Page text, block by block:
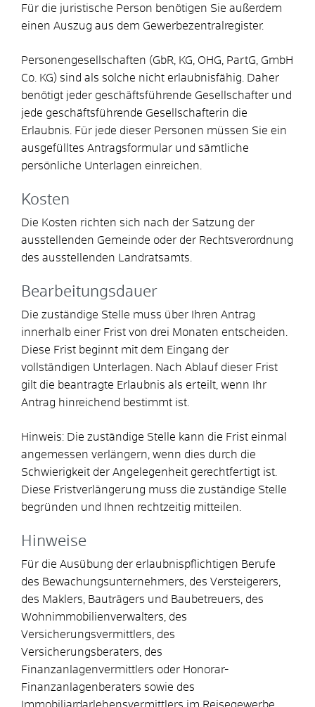
Für die juristische Person benötigen Sie außerdem
einen Auszug aus dem Gewerbezentralregister.
Personengesellschaften (GbR, KG, OHG, PartG, GmbH
Co. KG) sind als solche nicht erlaubnisfähig. Daher
benötigt jeder geschäftsführende Gesellschafter und
jede geschäftsführende Gesellschafterin die
Erlaubnis. Für jede dieser Personen müssen Sie ein
ausgefülltes Antragsformular und sämtliche
persönliche Unterlagen einreichen.
Kosten
Die Kosten richten sich nach der Satzung der
ausstellenden Gemeinde oder der Rechtsverordnung
des ausstellenden Landratsamts.
Bearbeitungsdauer
Die zuständige Stelle muss über Ihren Antrag
innerhalb einer Frist von drei Monaten entscheiden.
Diese Frist beginnt mit dem Eingang der
vollständigen Unterlagen. Nach Ablauf dieser Frist
gilt die beantragte Erlaubnis als erteilt, wenn Ihr
Antrag hinreichend bestimmt ist.
Hinweis: Die zuständige Stelle kann die Frist einmal
angemessen verlängern, wenn dies durch die
Schwierigkeit der Angelegenheit gerechtfertigt ist.
Diese Fristverlängerung muss die zuständige Stelle
begründen und Ihnen rechtzeitig mitteilen.
Hinweise
Für die Ausübung der erlaubnispflichtigen Berufe
des Bewachungsunternehmers, des Versteigerers,
des Maklers, Bauträgers und Baubetreuers, des
Wohnimmobilienverwalters, des
Versicherungsvermittlers, des
Versicherungsberaters, des
Finanzanlagenvermittlers oder Honorar-
Finanzanlagenberaters sowie des
Immobiliardarlehensvermittlers im Reisegewerbe